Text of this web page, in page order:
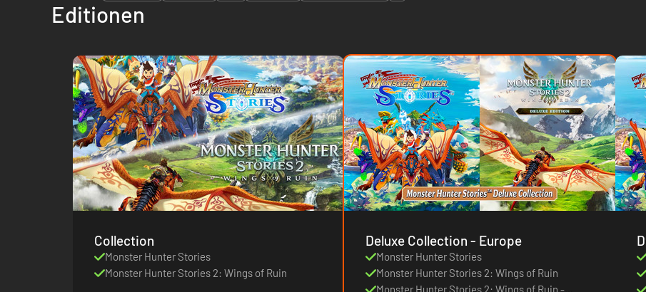
Editionen
Collection
Monster Hunter Stories
Monster Hunter Stories 2: Wings of Ruin
Deluxe Collection - Europe
Monster Hunter Stories
Monster Hunter Stories 2: Wings of Ruin
Monster Hunter Stories 2: Wings of Ruin -